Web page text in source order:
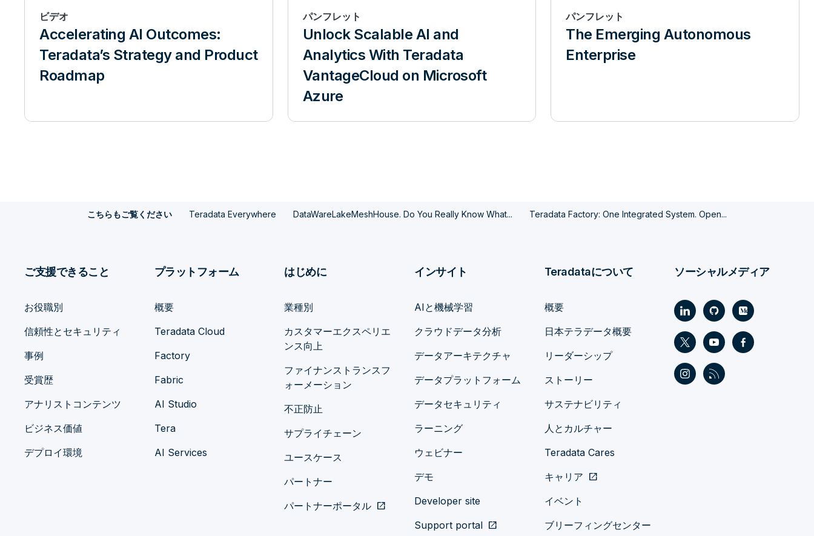
ビデオ
Accelerating AI Outcomes:
Teradata’s Strategy and Product
Roadmap
パンフレット
Unlock Scalable AI and
Analytics With Teradata
VantageCloud on Microsoft
Azure
パンフレット
The Emerging Autonomous
Enterprise
こちらもご覧ください Teradata Everywhere DataWareLakeMeshHouse. Do You Really Know What... Teradata Factory: One Integrated System. Open...
ご支援できること
お役職別
信頼性とセキュリティ
事例
受賞歴
アナリストコンテンツ
ビジネス価値
デプロイ環境
プラットフォーム
概要
Teradata Cloud
Factory
Fabric
AI Studio
Tera
AI Services
はじめに
業種別
カスタマーエクスペリエ
ンス向上
ファイナンストランスフ
ォーメーション
不正防止
サプライチェーン
ユースケース
パートナー
パートナーポータル open_in_new
インサイト
AIと機械学習
クラウドデータ分析
データアーキテクチャ
データプラットフォーム
データセキュリティ
ラーニング
ウェビナー
デモ
Developer site
Support portal open_in_new
Teradataについて
概要
日本テラデータ概要
リーダーシップ
ストーリー
サステナビリティ
人とカルチャー
Teradata Cares
キャリア open_in_new
イベント
ブリーフィングセンター
ソーシャルメディア